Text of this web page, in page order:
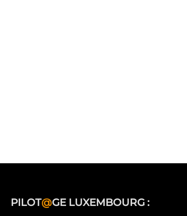
PILOT@GE LUXEMBOURG :